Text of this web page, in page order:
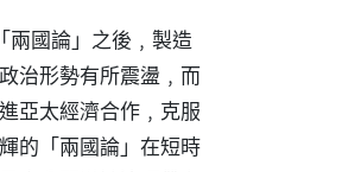
兩國論」之後﹐製造
治形勢有所震盪﹐而
亞太經濟合作﹐克服
的「兩國論」在短時